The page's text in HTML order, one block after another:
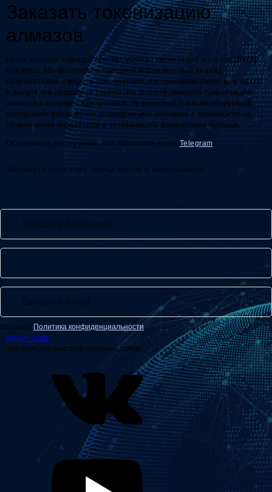
Заказать токенизацию
алмазов
Наша компания предоставляет услугу токенизации алмазов (RWA)
под ключ. Мы выполняем правовой и финансовый анализ,
разрабатываем модель токенизации, настраиваем смарт-контракты
и выпускаем цифровые токены. Вы можете заказать токенизацию
алмазов и получить прозрачный, безопасный и масштабируемый
инструмент управления драгоценными активами с возможностью
привлечения инвесторов и оптимизации финансовых потоков.
Оставляйте заявку ниже, или напишите нам в Telegram
Заполните поля ниже, чтобы получить консультацию
получить Политика конфиденциальности
@vino_costa
Telegram для быстрой обратной связи